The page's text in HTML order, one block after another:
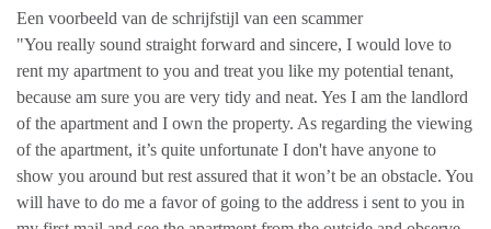
Een voorbeeld van de schrijfstijl van een scammer
"You really sound straight forward and sincere, I would love to
rent my apartment to you and treat you like my potential tenant,
because am sure you are very tidy and neat. Yes I am the landlord
of the apartment and I own the property. As regarding the viewing
of the apartment, it’s quite unfortunate I don't have anyone to
show you around but rest assured that it won’t be an obstacle. You
will have to do me a favor of going to the address i sent to you in